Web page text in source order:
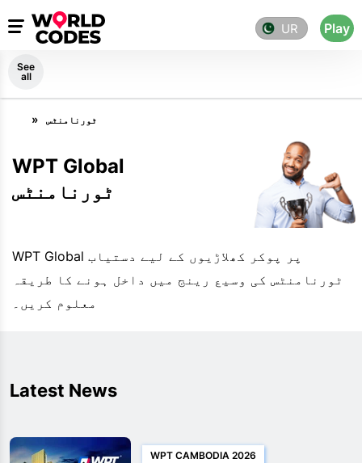
UR Play
See
all
ٹورنامنٹس
WPT Global
ٹورنامنٹس
WPT Global پر پوکر کھلاڑیوں کے لیے دستیاب
ٹورنامنٹس کی وسیع رینج میں داخل ہونے کا طریقہ
معلوم کریں۔
Latest News
WPT CAMBODIA 2026